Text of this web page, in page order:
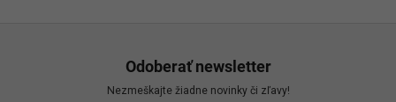
Odoberať newsletter
Nezmeškajte žiadne novinky či zľavy!